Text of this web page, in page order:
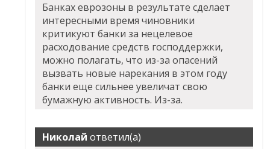
Банках еврозоны в результате сделает
интересными время чиновники
критикуют банки за нецелевое
расходование средств господдержки,
можно полагать, что из-за опасений
вызвать новые нарекания в этом году
банки еще сильнее увеличат свою
бумажную активность. Из-за.
Николай ответил(а)